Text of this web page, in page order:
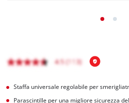
Staffa universale regolabile per
Parascintille per una migliore sicurezza